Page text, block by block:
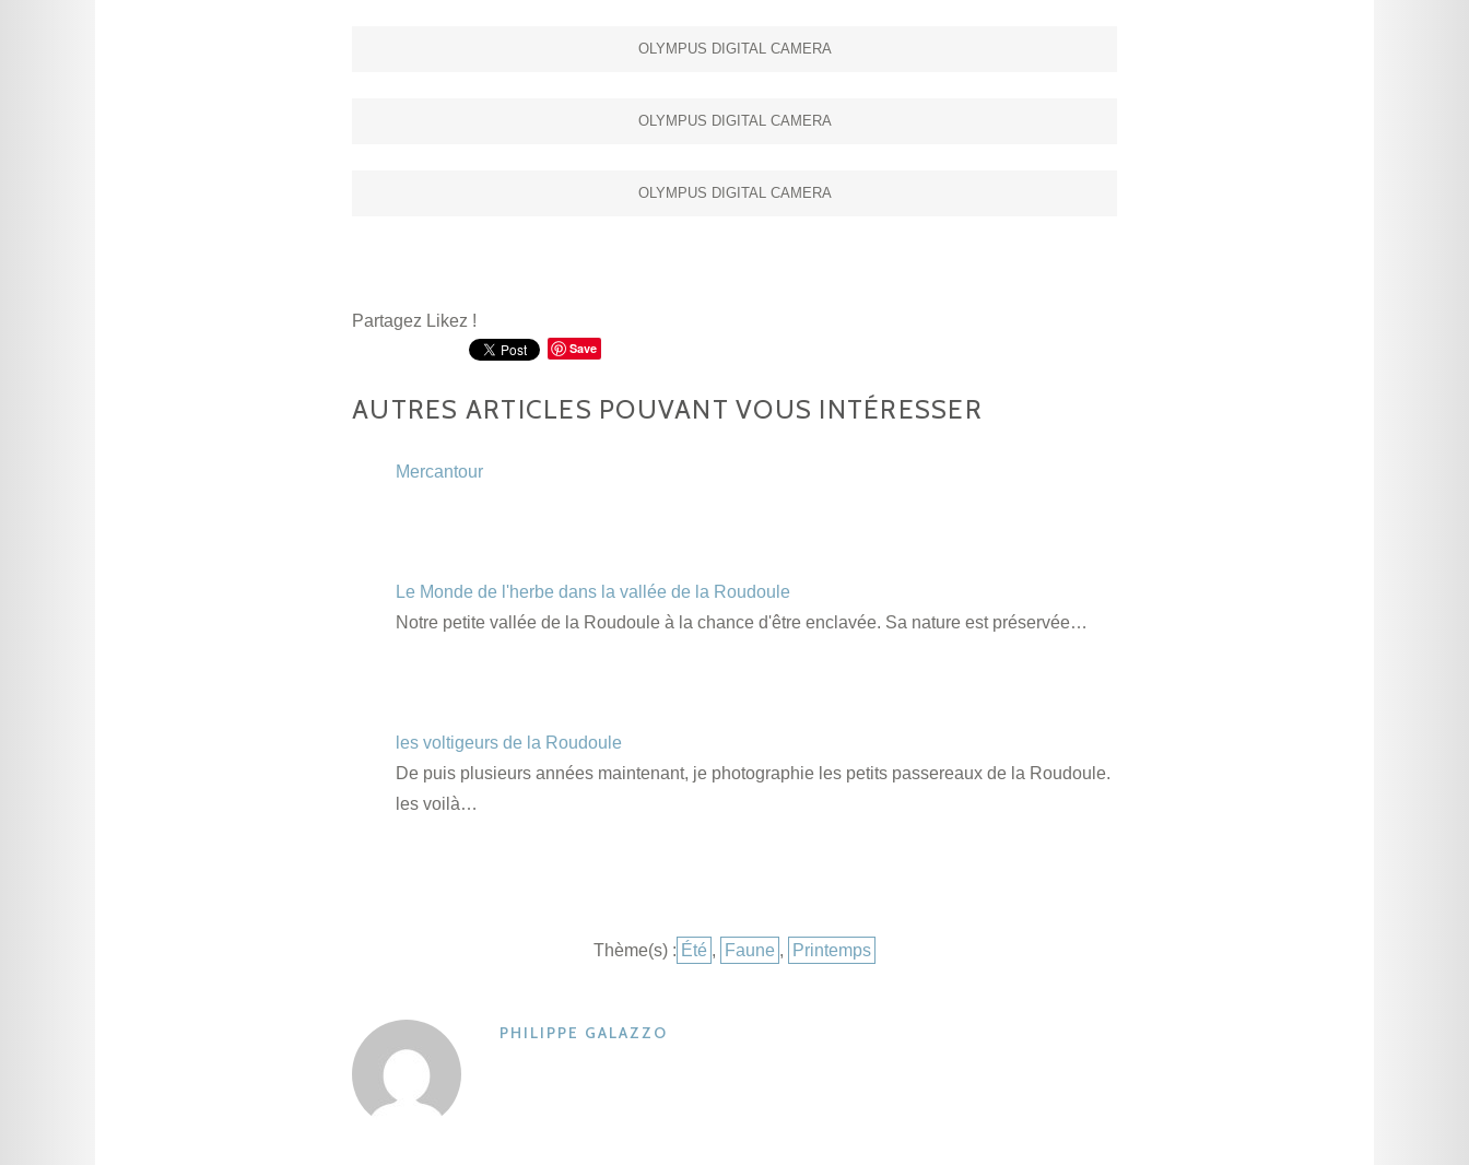
OLYMPUS DIGITAL CAMERA
OLYMPUS DIGITAL CAMERA
OLYMPUS DIGITAL CAMERA
Partagez Likez !
Save
AUTRES ARTICLES POUVANT VOUS INTÉRESSER
Mercantour
Le Monde de l'herbe dans la vallée de la Roudoule
Notre petite vallée de la Roudoule à la chance d'être enclavée. Sa nature est préservée…
les voltigeurs de la Roudoule
De puis plusieurs années maintenant, je photographie les petits passereaux de la Roudoule.
les voilà…
Thème(s) : Catégories
Été , Faune , Printemps
PHILIPPE GALAZZO